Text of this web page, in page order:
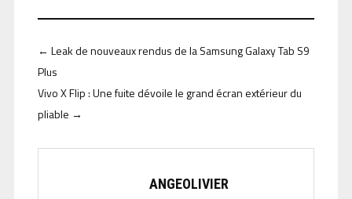
← Leak de nouveaux rendus de la Samsung Galaxy Tab S9
Plus
Vivo X Flip : Une fuite dévoile le grand écran extérieur du
pliable →
ANGEOLIVIER